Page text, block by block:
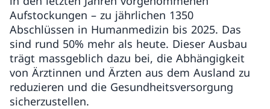
Aufstockungen – zu jährlichen 1350
Abschlüssen in Humanmedizin bis 2025. Das
sind rund 50% mehr als heute. Dieser Ausbau
trägt massgeblich dazu bei, die Abhängigkeit
von Ärztinnen und Ärzten aus dem Ausland zu
reduzieren und die Gesundheitsversorgung
sicherzustellen.